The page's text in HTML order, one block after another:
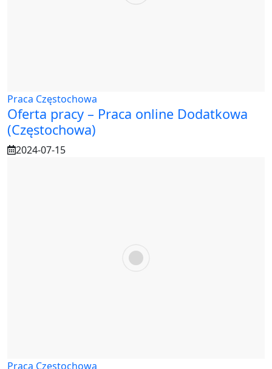
Praca Częstochowa
Oferta pracy – Praca online Dodatkowa
(Częstochowa)
2024-07-15
Praca Częstochowa